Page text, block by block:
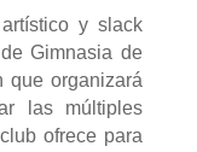
y slack
Gimnasia de
que organizará
las múltiples
ofrece para